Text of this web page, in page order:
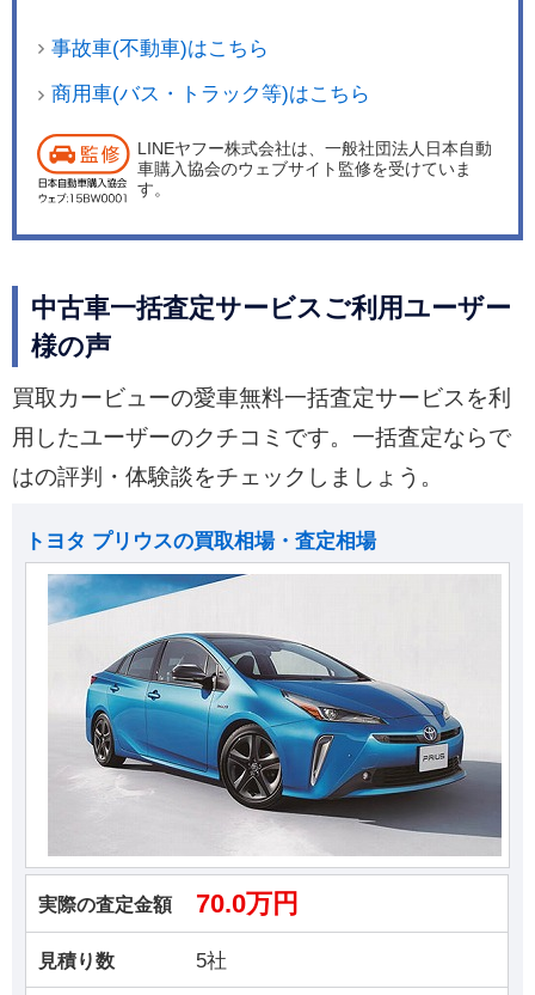
事故車(不動車)はこちら
商用車(バス・トラック等)はこちら
LINEヤフー株式会社は、一般社団法人日本自動
車購入協会のウェブサイト監修を受けていま
す。
中古車一括査定サービスご利用ユーザー
様の声
買取カービューの愛車無料一括査定サービスを利
用したユーザーのクチコミです。一括査定ならで
はの評判・体験談をチェックしましょう。
トヨタ プリウスの買取相場・査定相場
実際の査定金額 70.0万円
見積り数 5社